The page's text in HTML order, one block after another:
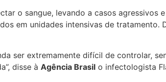
o sangue, levando a casos agressivos
em unidades intensivas de
ser extremamente difícil de controlar,
disse à Agência Brasil o infectologista